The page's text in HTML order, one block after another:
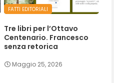
FATTI EDITORIALI
Tre libri per l’Ottavo
Centenario. Francesco
senza retorica
Maggio 25, 2026